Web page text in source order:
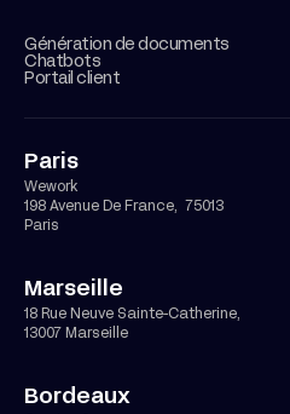
Génération de documents
Chatbots
Portail client
Paris
Wework
198 Avenue De France, 75013
Paris
Marseille
18 Rue Neuve Sainte-Catherine,
13007 Marseille
Bordeaux